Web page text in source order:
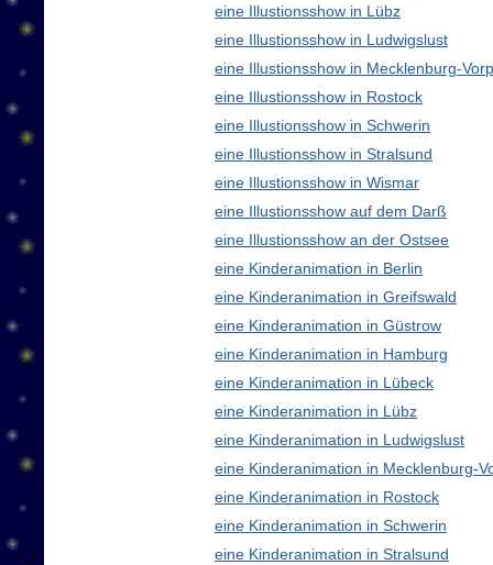
eine Illustionsshow in Lübz
eine Illustionsshow in Ludwigslust
eine Illustionsshow in Mecklenburg-
eine Illustionsshow in Rostock
eine Illustionsshow in Schwerin
eine Illustionsshow in Stralsund
eine Illustionsshow in Wismar
eine Illustionsshow auf dem Darß
eine Illustionsshow an der Ostsee
eine Kinderanimation in Berlin
eine Kinderanimation in Greifswald
eine Kinderanimation in Güstrow
eine Kinderanimation in Hamburg
eine Kinderanimation in Lübeck
eine Kinderanimation in Lübz
eine Kinderanimation in Ludwigslust
eine Kinderanimation in Mecklenburg-
eine Kinderanimation in Rostock
eine Kinderanimation in Schwerin
eine Kinderanimation in Stralsund